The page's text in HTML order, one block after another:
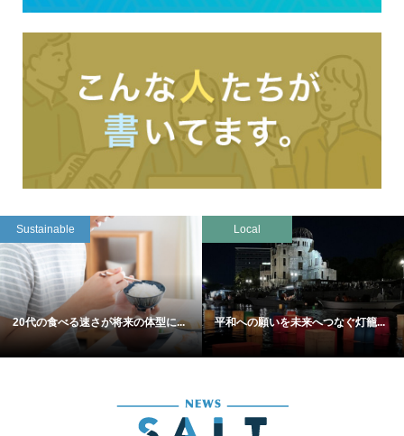
Sustainable
20代の食べる速さが将来の体型に...
Local
平和への願いを未来へつなぐ灯籠...